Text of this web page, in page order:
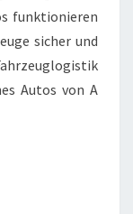
funktionieren
sicher und
Autos von A